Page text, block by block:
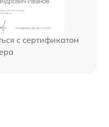
с сертификатом